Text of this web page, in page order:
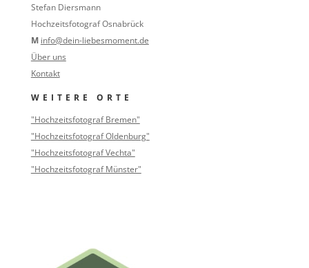
Stefan Diersmann
Hochzeitsfotograf Osnabrück
M info@dein-liebesmoment.de
Über uns
Kontakt
WEITERE ORTE
"Hochzeitsfotograf Bremen"
"Hochzeitsfotograf Oldenburg"
"Hochzeitsfotograf Vechta"
"Hochzeitsfotograf Münster"